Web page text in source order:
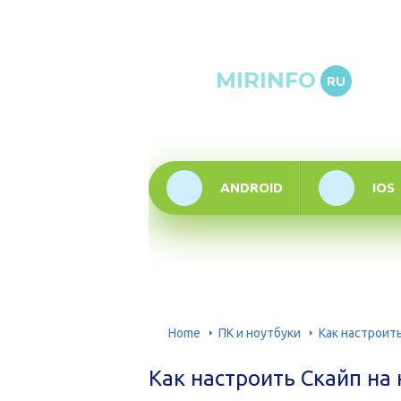
MIRINFO RU
ANDROID IOS
Home ПК и ноутбуки Как
Как настроить Скайп